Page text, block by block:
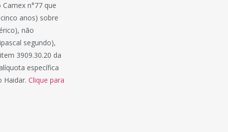
n°77 que
anos) sobre
não
segundo),
3909.30.20 da
específica
Haidar. Clique para